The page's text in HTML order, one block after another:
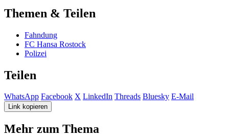
Themen & Teilen
Fahndung
FC Hansa Rostock
Polizei
Teilen
WhatsApp Facebook X LinkedIn Threads Bluesky E-Mail
Link kopieren
Mehr zum Thema